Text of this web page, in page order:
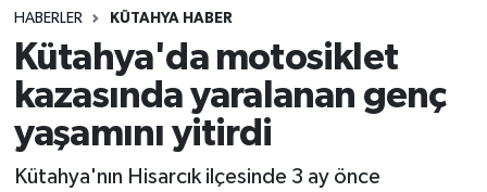
HABERLER KÜTAHYA HABER
Kütahya'da motosiklet
kazasında yaralanan genç
yaşamını yitirdi
Kütahya'nın Hisarcık ilçesinde 3 ay önce
Bölge
Çavdarhisar
Son Dakika Haberleri
Haber Arşivi